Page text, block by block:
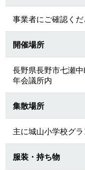
事業者にご確認く
開催場所
長野県長野市七瀬
年会議所内
集散場所
主に城山小学校グ
服装・持ち物